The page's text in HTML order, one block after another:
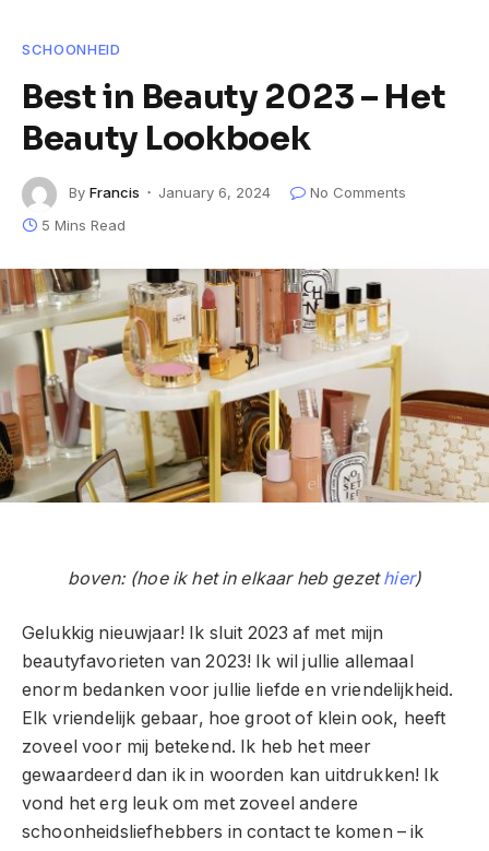
SCHOONHEID
Best in Beauty 2023 – Het
Beauty Lookboek
By Francis January 6, 2024
No Comments
5 Mins Read
boven: (hoe ik het in elkaar heb gezethier)
Gelukkig nieuwjaar! Ik sluit 2023 af met mijn
beautyfavorieten van 2023! Ik wil jullie allemaal
enorm bedanken voor jullie liefde en vriendelijkheid.
Elk vriendelijk gebaar, hoe groot of klein ook, heeft
zoveel voor mij betekend. Ik heb het meer
gewaardeerd dan ik in woorden kan uitdrukken! Ik
vond het erg leuk om met zoveel andere
schoonheidsliefhebbers in contact te komen – ik